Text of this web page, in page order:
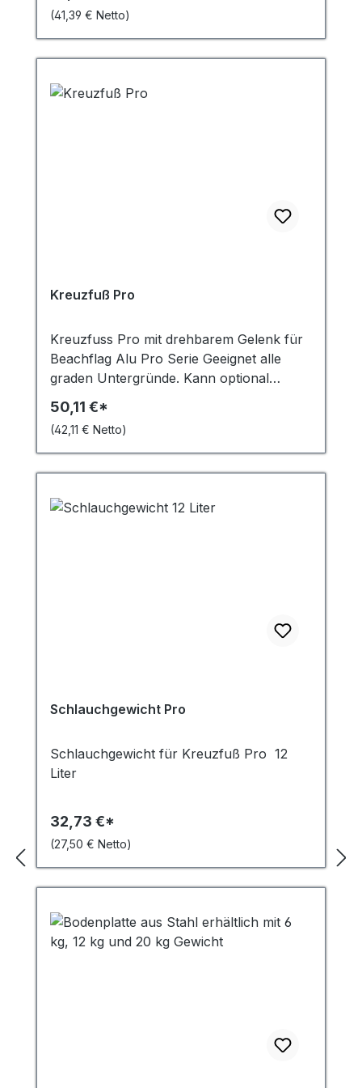
Banners zu helfen!
(41,39 € Netto)
Kreuzfuß Pro
Kreuzfuss Pro mit drehbarem Gelenk für
Beachflag Alu Pro Serie Geeignet alle
graden Untergründe. Kann optional
(Zubehör) mit dem Schlauchgewicht
beschwert werden.
50,11 €*
(42,11 € Netto)
Schlauchgewicht Pro
Schlauchgewicht für Kreuzfuß Pro 12
Liter
32,73 €*
(27,50 € Netto)